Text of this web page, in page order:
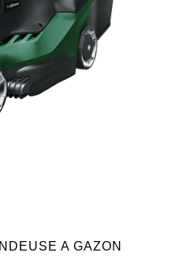
A GAZON